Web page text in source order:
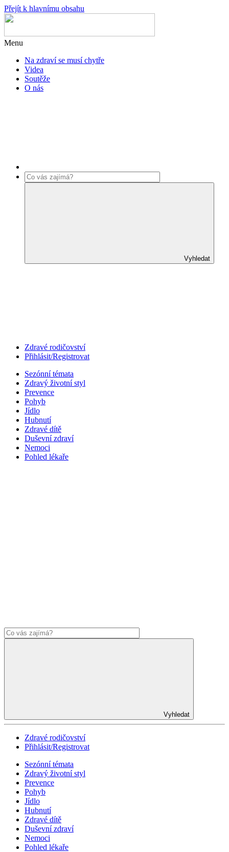
Přejít k hlavnímu obsahu
Menu
Na zdraví se musí chytře
Videa
Soutěže
O nás
Vyhledat
Zdravé rodičovství
Přihlásit/Registrovat
Sezónní témata
Zdravý životní styl
Prevence
Pohyb
Jídlo
Hubnutí
Zdravé dítě
Duševní zdraví
Nemoci
Pohled lékaře
Vyhledat
Zdravé rodičovství
Přihlásit/Registrovat
Sezónní témata
Zdravý životní styl
Prevence
Pohyb
Jídlo
Hubnutí
Zdravé dítě
Duševní zdraví
Nemoci
Pohled lékaře